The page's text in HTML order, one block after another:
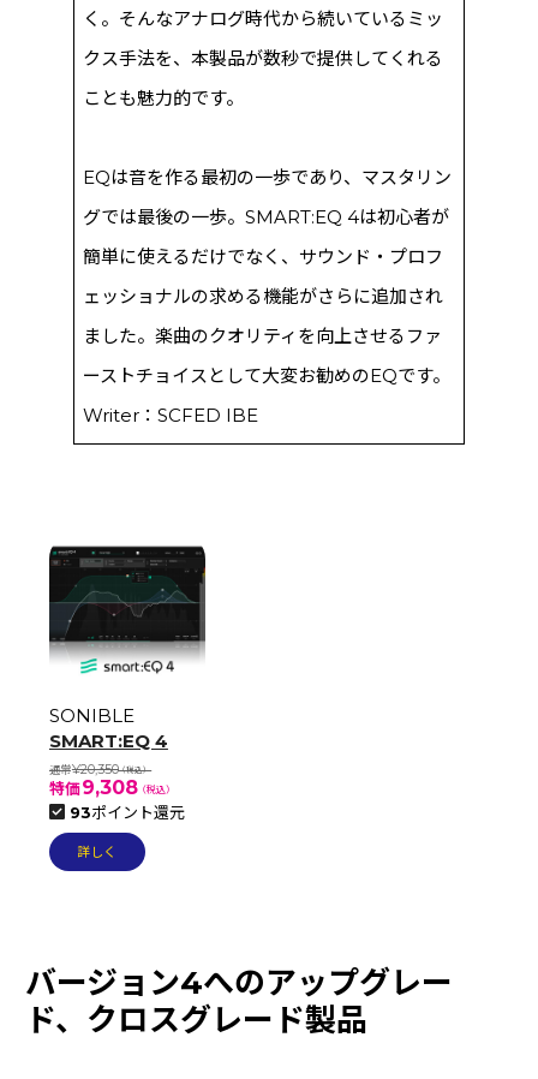
く。そんなアナログ時代から続いているミッ
クス手法を、本製品が数秒で提供してくれる
ことも魅力的です。
EQは音を作る最初の一歩であり、マスタリン
グでは最後の一歩。SMART:EQ 4は初心者が
簡単に使えるだけでなく、サウンド・プロフ
ェッショナルの求める機能がさらに追加され
ました。楽曲のクオリティを向上させるファ
ーストチョイスとして大変お勧めのEQです。
Writer：SCFED IBE
SONIBLE
SMART:EQ 4
¥20,350
9,308
93ポイント還元
詳しく
バージョン4へのアップグレー
ド、クロスグレード製品